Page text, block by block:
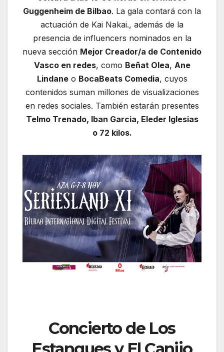
Guggenheim de Bilbao. La gala contará con la
actuación de Kai Nakai., además de la
presencia de influencers nominados en la
nueva sección Mejor Creador/a de Contenido
Vasco en redes, como Beñat Olea, Ane
Lindaneo BocaBeats Comedia, cuyos
contenidos suman millones de visualizaciones
en redes sociales. También estarán presentes
Telmo Trenado, Iban Garcia, Eleder Iglesias
o 72 kilos.
Concierto de Los